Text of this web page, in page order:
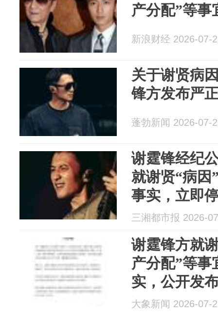
产分配”等事
新浪财经 2026-07-
关于谢贤病
锋方发布严
蓬勃新闻 2026-07-
谢霆锋经纪
就谢贤“病因
事实，立即
布的不实言
三湘都市报 2026-
谢霆锋方就
产分配”等事
实，公开发
息，应停止
大象新闻 2026-07-